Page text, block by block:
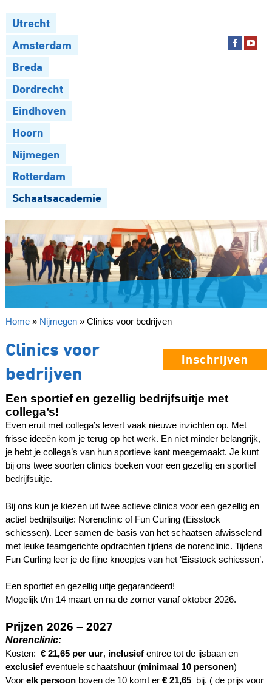
Utrecht
Amsterdam
Breda
Dordrecht
Eindhoven
Hoorn
Nijmegen
Rotterdam
Schaatsacademie
Home» Nijmegen» Clinics voor bedrijven
Inschrijven
Clinics voor
bedrijven
Een sportief en gezellig bedrijfsuitje met
collega’s!
Even eruit met collega’s levert vaak nieuwe inzichten op. Met
frisse ideeën kom je terug op het werk. En niet minder belangrijk,
je hebt je collega’s van hun sportieve kant meegemaakt. Je kunt
bij ons twee soorten clinics boeken voor een gezellig en sportief
bedrijfsuitje.
Bij ons kun je kiezen uit twee actieve clinics voor een gezellig en
actief bedrijfsuitje: Norenclinic of Fun Curling (Eisstock
schiessen). Leer samen de basis van het schaatsen afwisselend
met leuke teamgerichte opdrachten tijdens de norenclinic. Tijdens
Fun Curling leer je de fijne kneepjes van het ‘Eisstock schiessen’.
Een sportief en gezellig uitje gegarandeerd!
Mogelijk t/m 14 maart en na de zomer vanaf oktober 2026.
Prijzen 2026 – 2027
Norenclinic:
Kosten: € 21,65 per uur, inclusiefentree tot de ijsbaan en
exclusiefeventuele schaatshuur (minimaal 10 personen)
Voorelk persoonboven de 10 komt er € 21,65bij. ( de prijs voor